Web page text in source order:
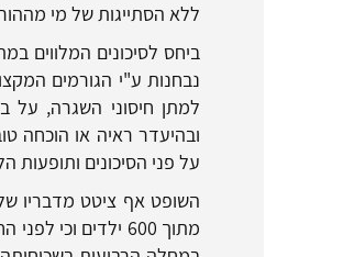
ללא הסתייגות של מי
ביחס לסיכונים המלווים
נבחנות ע"י הגורמים
למתן חיסוני השגרה, על
ובהיעדר ראיה או הוכחה
על פני הסיכונים
השופט אף ציטט מדבריו